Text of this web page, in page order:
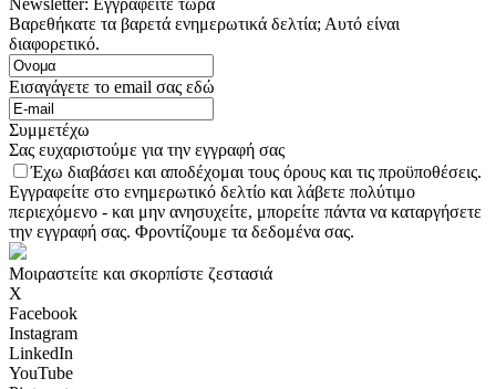
Newsletter: Εγγραφείτε τώρα
Βαρεθήκατε τα βαρετά ενημερωτικά δελτία; Αυτό είναι
διαφορετικό.
Εισαγάγετε το email σας εδώ
Συμμετέχω
Σας ευχαριστούμε για την εγγραφή σας
Έχω διαβάσει και αποδέχομαι τους όρους και τις προϋποθέσεις.
Εγγραφείτε στο ενημερωτικό δελτίο και λάβετε πολύτιμο
περιεχόμενο - και μην ανησυχείτε, μπορείτε πάντα να καταργήσετε
την εγγραφή σας. Φροντίζουμε τα δεδομένα σας.
Μοιραστείτε και σκορπίστε ζεστασιά
X
Facebook
Instagram
LinkedIn
YouTube